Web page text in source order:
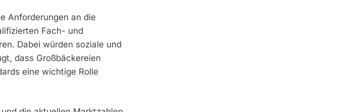
Anforderungen an die
Fach- und
Dabei würden soziale und
dass Großbäckereien
eine wichtige Rolle